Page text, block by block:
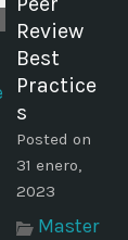
Review
Best
Practice
s
Posted on
31 enero,
2023
Master